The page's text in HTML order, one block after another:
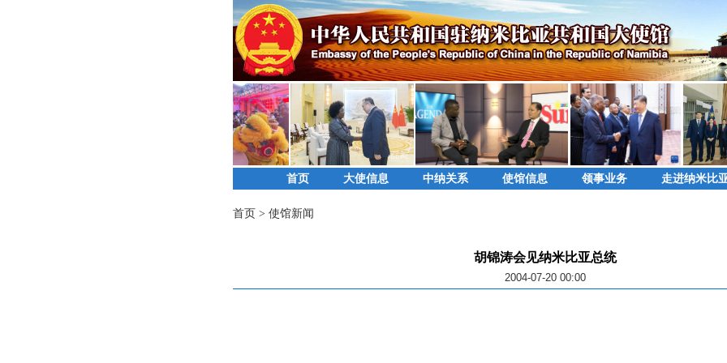
首页 大使信息 中纳关系 使馆信息 领事业务 走进纳米比
首页 > 使馆新闻
胡锦涛会见纳米比亚总统
2004-07-20 00:00